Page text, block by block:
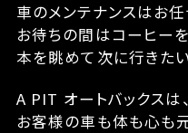
車のメンテナンスはお任
お待ちの間はコーヒー
本を眺めて次に行きた
A PIT オートバックスは、
お客様の車も体も心も